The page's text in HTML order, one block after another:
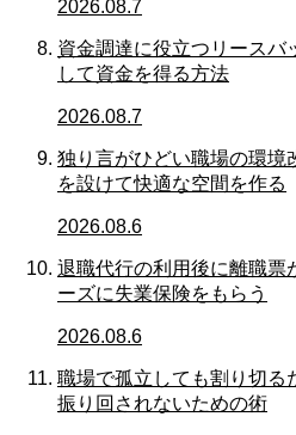
2026.08.7
資金調達に役立つリースバ
して資金を得る方法
2026.08.7
独り言がひどい職場の環境
を設けて快適な空間を作る
2026.08.6
退職代行の利用後に離職票
ーズに失業保険をもらう
2026.08.6
職場で孤立しても割り切る
振り回されないための術